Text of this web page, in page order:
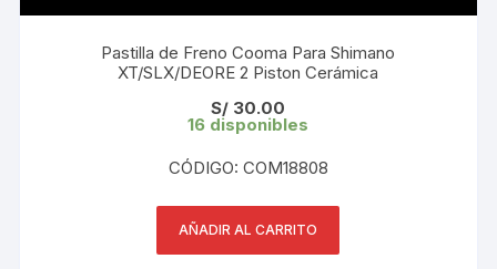
Pastilla de Freno Cooma Para Shimano
XT/SLX/DEORE 2 Piston Cerámica
S/ 30.00
16 disponibles
CÓDIGO: COM18808
AÑADIR AL CARRITO